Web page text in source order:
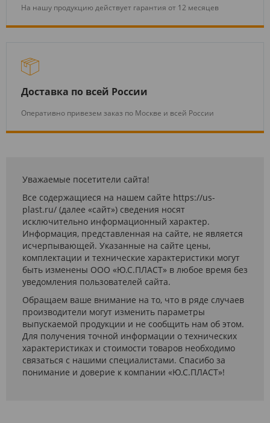
На нашу продукцию действует гарантия от 12 месяцев
Доставка по всей России
Оперативно привезем заказ по Москве и всей России
Уважаемые посетители сайта!
Все содержащиеся на нашем сайте https://us-
plast.ru/ (далее «сайт») сведения носят
исключительно информационный характер.
Информация, представленная на сайте, не является
исчерпывающей. Указанные на сайте цены,
комплектации и технические характеристики могут
быть изменены ООО «Ю.С.ПЛАСТ» в любое время без
уведомления пользователей сайта.
Обращаем ваше внимание на то, что в ряде случаев
производители могут изменить параметры
выпускаемой продукции и не сообщить нам об этом.
Для получения точной информации о технических
характеристиках и стоимости товаров необходимо
связаться с нашими специалистами. Спасибо за
понимание и доверие к компании «Ю.С.ПЛАСТ»!